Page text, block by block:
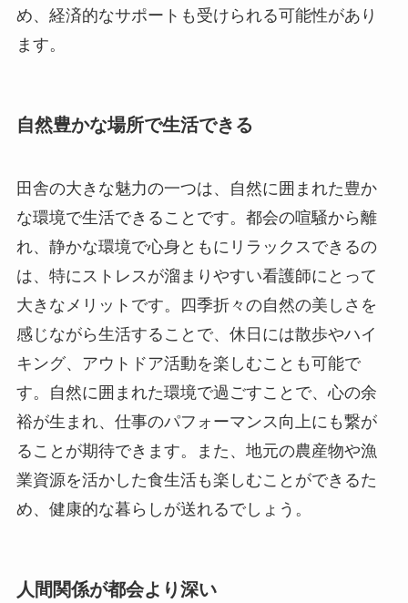
め、経済的なサポートも受けられる可能性があり
ます。
自然豊かな場所で生活できる
田舎の大きな魅力の一つは、自然に囲まれた豊か
な環境で生活できることです。都会の喧騒から離
れ、静かな環境で心身ともにリラックスできるの
は、特にストレスが溜まりやすい看護師にとって
大きなメリットです。四季折々の自然の美しさを
感じながら生活することで、休日には散歩やハイ
キング、アウトドア活動を楽しむことも可能で
す。自然に囲まれた環境で過ごすことで、心の余
裕が生まれ、仕事のパフォーマンス向上にも繋が
ることが期待できます。また、地元の農産物や漁
業資源を活かした食生活も楽しむことができるた
め、健康的な暮らしが送れるでしょう。
人間関係が都会より深い